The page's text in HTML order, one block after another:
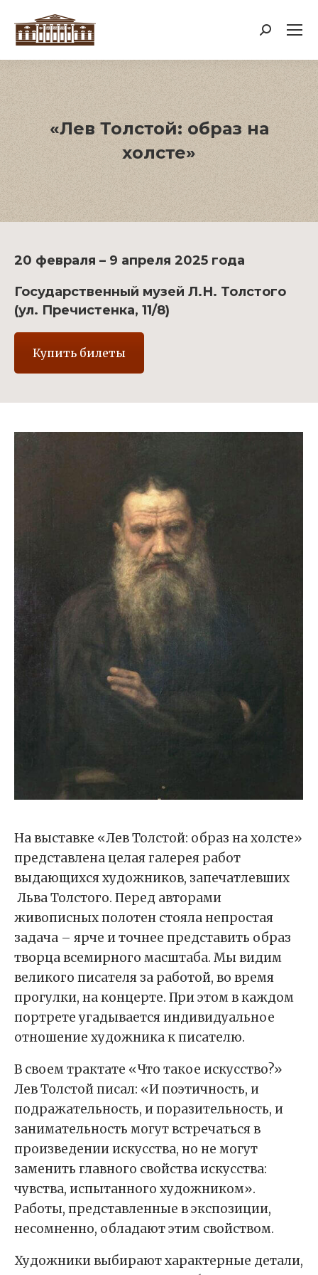
Поиск:
«Лев Толстой: образ на
холсте»
20 февраля – 9 апреля 2025 года
Государственный музей Л.Н. Толстого
(ул. Пречистенка, 11/8)
Купить билеты
На выставке «Лев Толстой: образ на холсте»
представлена целая галерея работ
выдающихся художников, запечатлевших
Льва Толстого. Перед авторами
живописных полотен стояла непростая
задача – ярче и точнее представить образ
творца всемирного масштаба. Мы видим
великого писателя за работой, во время
прогулки, на концерте. При этом в каждом
портрете угадывается индивидуальное
отношение художника к писателю.
В своем трактате «Что такое искусство?»
Лев Толстой писал: «И поэтичность, и
подражательность, и поразительность, и
занимательность могут встречаться в
произведении искусства, но не могут
заменить главного свойства искусства:
чувства, испытанного художником».
Работы, представленные в экспозиции,
несомненно, обладают этим свойством.
Художники выбирают характерные детали,